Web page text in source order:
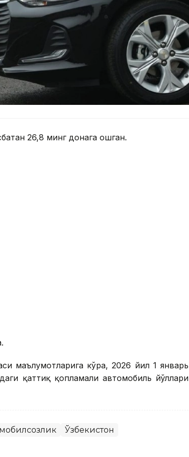
26,8 минг донага ошган.
маълумотларига кўра, 2026 йил 1 январь
қаттиқ қопламали автомобиль йўллари
Ўзбекистон